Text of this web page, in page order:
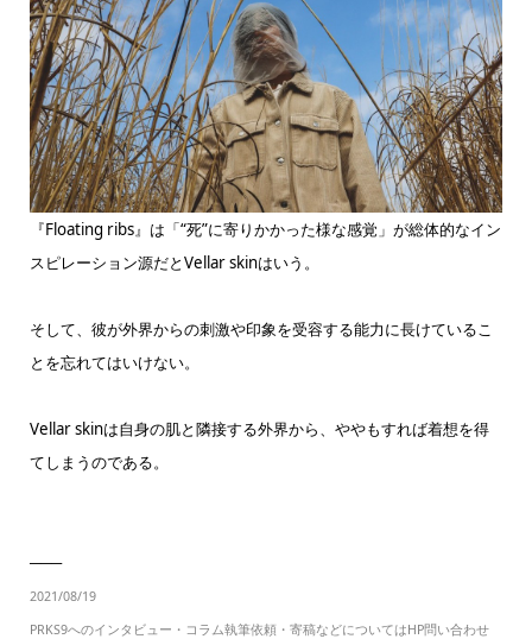
『Floating ribs』は「“死”に寄りかかった様な感覚」が総体的なイン
スピレーション源だとVellar skinはいう。
そして、彼が外界からの刺激や印象を受容する能力に長けているこ
とを忘れてはいけない。
Vellar skinは自身の肌と隣接する外界から、ややもすれば着想を得
てしまうのである。
───
2021/08/19
PRKS9へのインタビュー・コラム執筆依頼・寄稿などについてはHP問い合わせ